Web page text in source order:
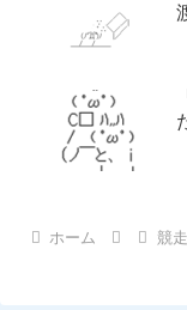
ホーム 競